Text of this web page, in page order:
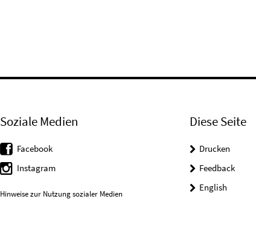
Soziale Medien
Facebook
Instagram
Hinweise zur Nutzung sozialer Medien
Diese Seite
Drucken
Feedback
English